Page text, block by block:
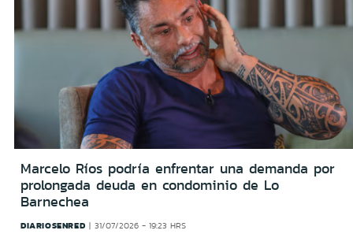
Marcelo Ríos podría enfrentar una demanda por
prolongada deuda en condominio de Lo
Barnechea
DIARIOSENRED 31/07/2026 - 19:23 HRS